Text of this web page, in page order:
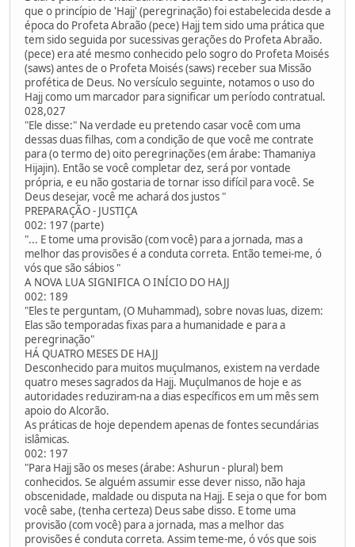
que o princípio de 'Hajj' (peregrinação) foi estabelecida desde a
época do Profeta Abraão (pece) Hajj tem sido uma prática que
tem sido seguida por sucessivas gerações do Profeta Abraão.
(pece) era até mesmo conhecido pelo sogro do Profeta Moisés
(saws) antes de o Profeta Moisés (saws) receber sua Missão
profética de Deus. No versículo seguinte, notamos o uso do
Hajj como um marcador para significar um período contratual.
028,027
"Ele disse:" Na verdade eu pretendo casar você com uma
dessas duas filhas, com a condição de que você me contrate
para (o termo de) oito peregrinações (em árabe: Thamaniya
Hijajin). Então se você completar dez, será por vontade
própria, e eu não gostaria de tornar isso difícil para você. Se
Deus desejar, você me achará dos justos "
PREPARAÇÃO - JUSTIÇA
002: 197 (parte)
"... E tome uma provisão (com você) para a jornada, mas a
melhor das provisões é a conduta correta. Então temei-me, ó
vós que são sábios "
A NOVA LUA SIGNIFICA O INÍCIO DO HAJJ
002: 189
"Eles te perguntam, (O Muhammad), sobre novas luas, dizem:
Elas são temporadas fixas para a humanidade e para a
peregrinação"
HÁ QUATRO MESES DE HAJJ
Desconhecido para muitos muçulmanos, existem na verdade
quatro meses sagrados da Hajj. Muçulmanos de hoje e as
autoridades reduziram-na a dias específicos em um mês sem
apoio do Alcorão.
As práticas de hoje dependem apenas de fontes secundárias
islâmicas.
002: 197
"Para Hajj são os meses (árabe: Ashurun - plural) bem
conhecidos. Se alguém assumir esse dever nisso, não haja
obscenidade, maldade ou disputa na Hajj. E seja o que for bom
você sabe, (tenha certeza) Deus sabe disso. E tome uma
provisão (com você) para a jornada, mas a melhor das
provisões é conduta correta. Assim teme-me, ó vós que sois